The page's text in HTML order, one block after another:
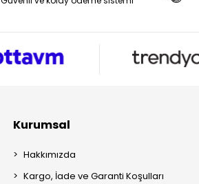
Kurumsal
Hakkımızda
Kargo, İade ve Garanti Koşulları